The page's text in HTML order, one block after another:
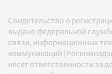
Свидетельство о
выдано федеральной
связи, информационных
коммуникаций
несет ответственности за